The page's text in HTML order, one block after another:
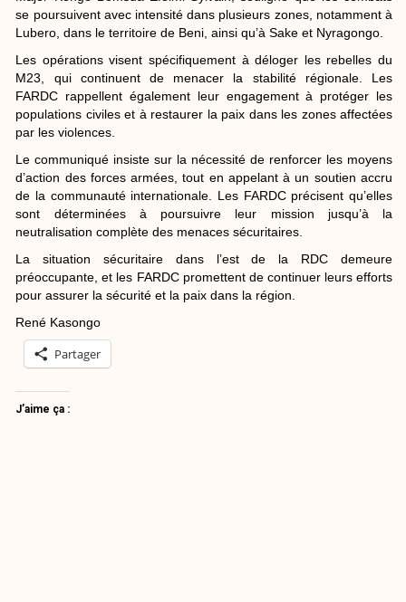
se poursuivent avec intensité dans plusieurs zones, notamment à
Lubero, dans le territoire de Beni, ainsi qu’à Sake et Nyragongo.
Les opérations visent spécifiquement à déloger les rebelles du
M23, qui continuent de menacer la stabilité régionale. Les
FARDC rappellent également leur engagement à protéger les
populations civiles et à restaurer la paix dans les zones affectées
par les violences.
Le communiqué insiste sur la nécessité de renforcer les moyens
d’action des forces armées, tout en appelant à un soutien accru
de la communauté internationale. Les FARDC précisent qu’elles
sont déterminées à poursuivre leur mission jusqu’à la
neutralisation complète des menaces sécuritaires.
La situation sécuritaire dans l’est de la RDC demeure
préoccupante, et les FARDC promettent de continuer leurs efforts
pour assurer la sécurité et la paix dans la région.
René Kasongo
Partager
J’aime ça :